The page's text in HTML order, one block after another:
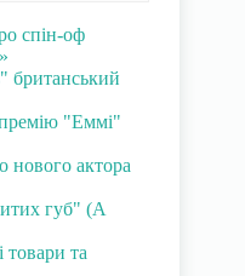
спін-оф
британський
"Еммі"
нового актора
губ" (А
та